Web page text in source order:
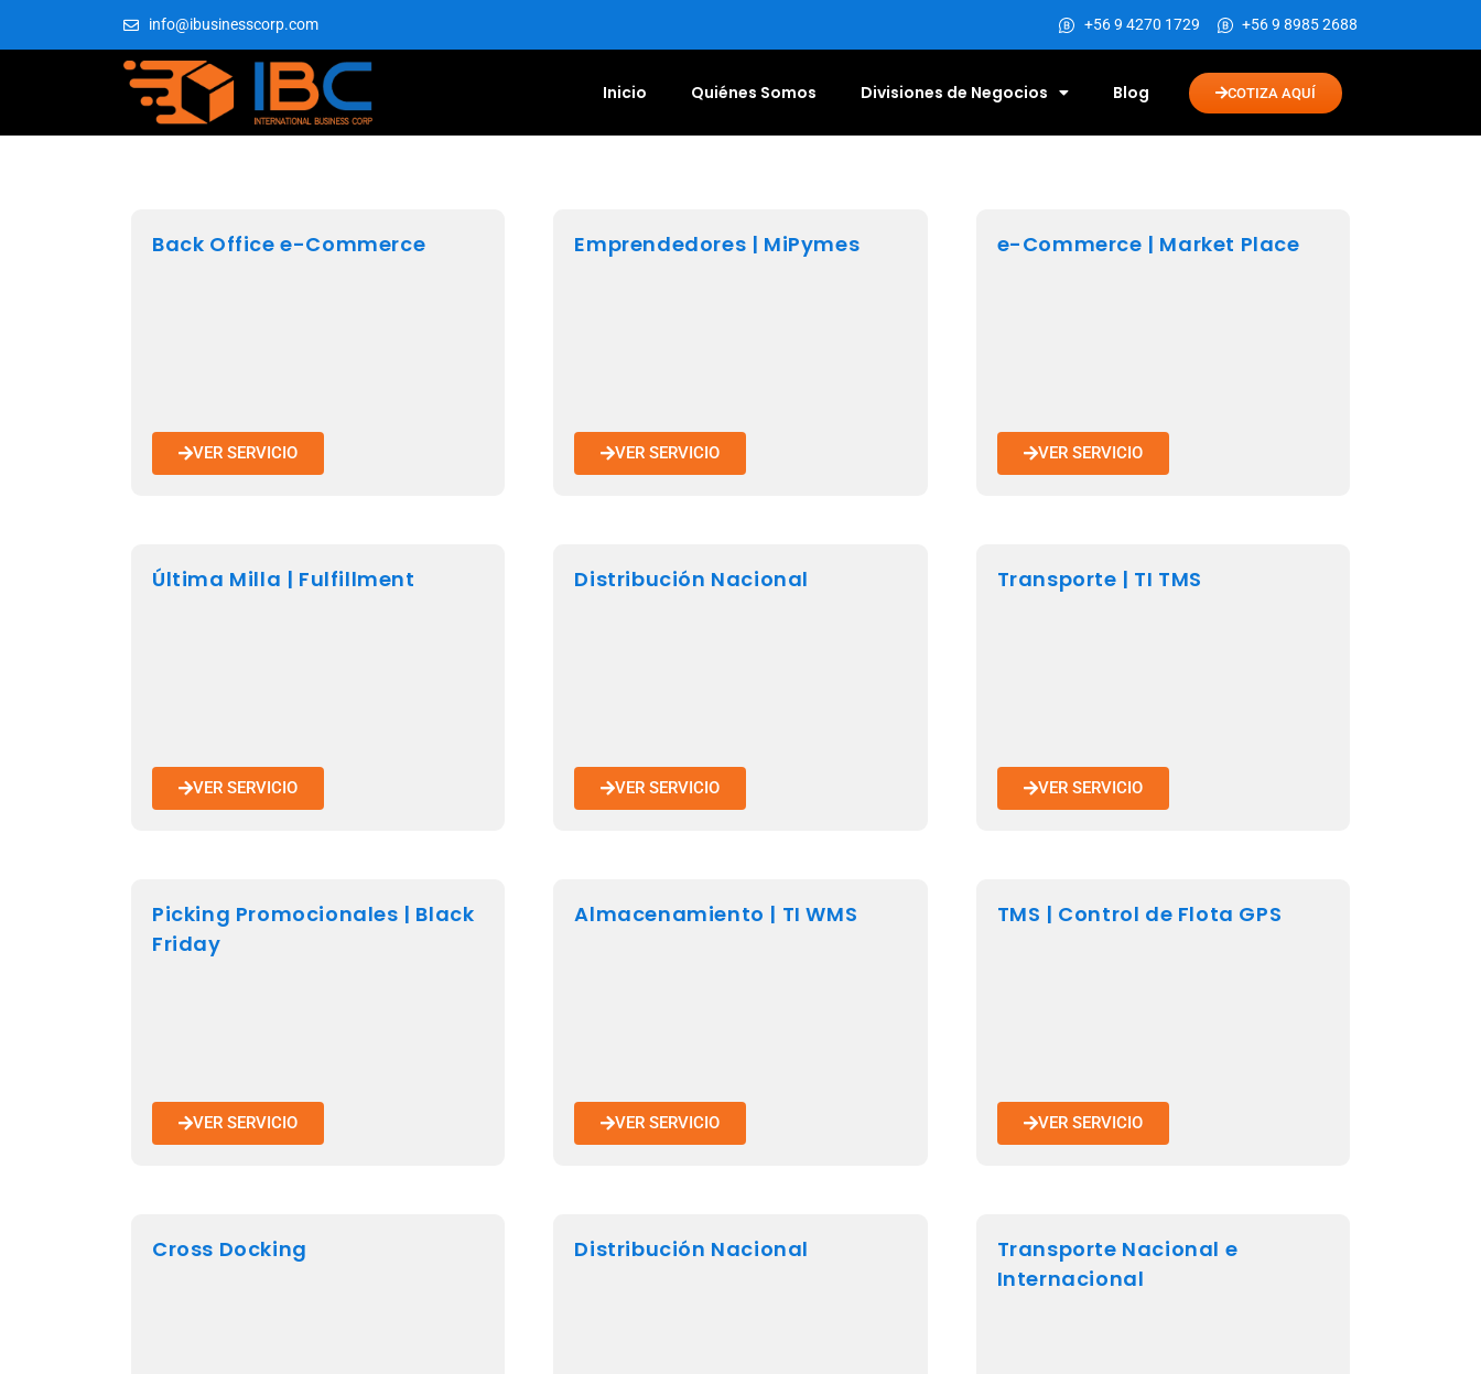
info@ibusinesscorp.com +56 9 4270 1729 +56 9 8985 2688
Inicio Quiénes Somos Divisiones de Negocios Blog COTIZA AQUÍ
Back Office e-Commerce
VER SERVICIO
Emprendedores | MiPymes
VER SERVICIO
e-Commerce | Market Place
VER SERVICIO
Última Milla | Fulfillment
VER SERVICIO
Distribución Nacional
VER SERVICIO
Transporte | TI TMS
VER SERVICIO
Picking Promocionales | Black
Friday
VER SERVICIO
Almacenamiento | TI WMS
VER SERVICIO
TMS | Control de Flota GPS
VER SERVICIO
Cross Docking Distribución Nacional
Transporte Nacional e
Internacional